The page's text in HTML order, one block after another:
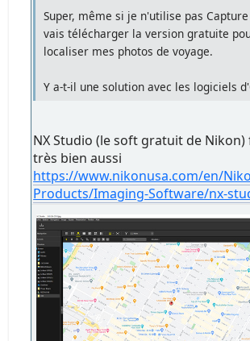
Super, même si je n'utilise pas
vais télécharger la version gratuite
localiser mes photos de voyage.
Y a-t-il une solution avec les logiciels
NX Studio (le soft gratuit de Nikon)
très bien aussi
https://www.nikonusa.com/en/
Products/Imaging-Software/nx-